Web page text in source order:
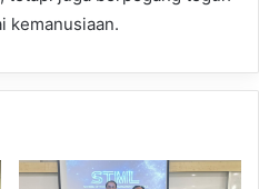
kemanusiaan.